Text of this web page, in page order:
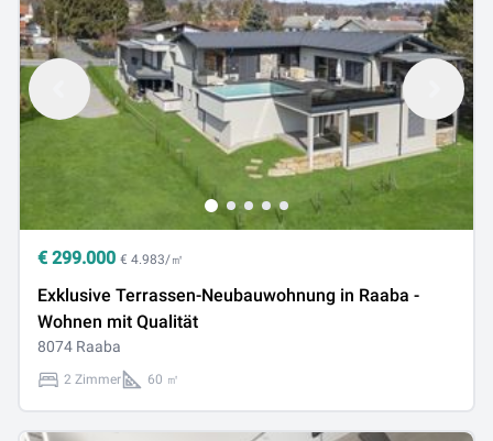
€ 299.000 € 4.983/㎡
Exklusive Terrassen-Neubauwohnung in Raaba -
Wohnen mit Qualität
8074 Raaba
2 Zimmer 60 ㎡